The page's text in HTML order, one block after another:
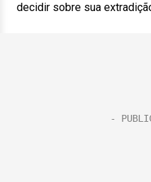
decidir sobre sua